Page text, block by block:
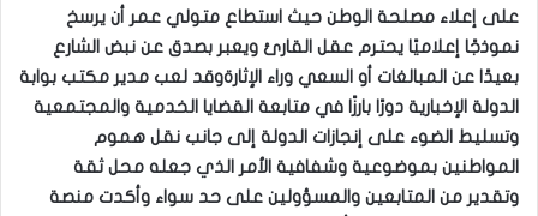
على إعلاء مصلحة الوطن حيث استطاع متولي عمر أن يرسخ
نموذجًا إعلاميًا يحترم عقل القارئ ويعبر بصدق عن نبض الشارع
بعيدًا عن المبالغات أو السعي وراء الإثارةوقد لعب مدير مكتب بوابة
الدولة الإخبارية دورًا بارزًا في متابعة القضايا الخدمية والمجتمعية
وتسليط الضوء على إنجازات الدولة إلى جانب نقل هموم
المواطنين بموضوعية وشفافية الأمر الذي جعله محل ثقة
وتقدير من المتابعين والمسؤولين على حد سواء وأكدت منصة